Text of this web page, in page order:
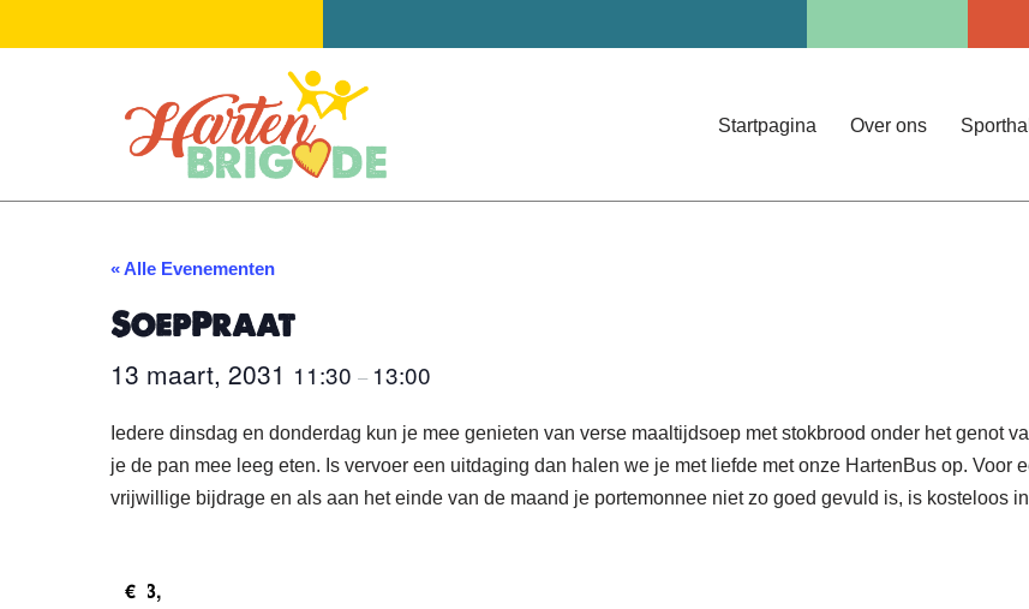
Startpagina Over ons
« Alle Evenementen
SoepPraat
13 maart, 2031 11:30 – 13:00
Iedere dinsdag en donderdag kun je mee genieten van verse maaltijdsoep met stokbrood onder het genot
je de pan mee leeg eten. Is vervoer een uitdaging dan halen we je met liefde met onze HartenBus op. Voor
vrijwillige bijdrage en als aan het einde van de maand je portemonnee niet zo goed gevuld is, is kosteloos
€3,